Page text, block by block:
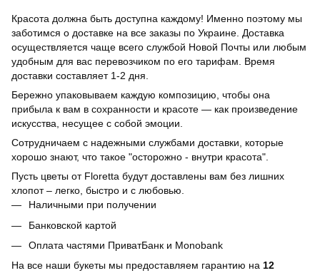
Красота должна быть доступна каждому! Именно поэтому мы
заботимся о доставке на все заказы по Украине. Доставка
осуществляется чаще всего службой Новой Почты или любым
удобным для вас перевозчиком по его тарифам. Время
доставки составляет 1-2 дня.
Бережно упаковываем каждую композицию, чтобы она
прибыла к вам в сохранности и красоте — как произведение
искусства, несущее с собой эмоции.
Сотрудничаем с надежными службами доставки, которые
хорошо знают, что такое "осторожно - внутри красота".
Пусть цветы от Floretta будут доставлены вам без лишних
хлопот – легко, быстро и с любовью.
Наличными при получении
Банковской картой
Оплата частями ПриватБанк и Monobank
На все наши букеты мы предоставляем гарантию на 12